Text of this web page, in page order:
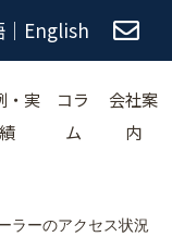
｜ English
・実
績
コラ
ム
会社案
内
ラーのアクセス状況